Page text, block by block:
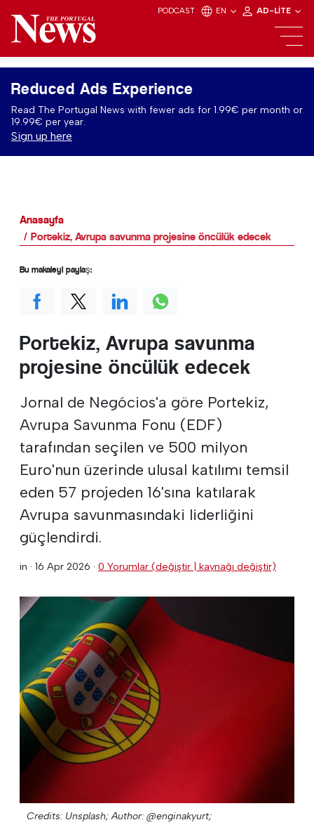
PODCAST EN AD-LITE
Reduced Ads Experience
Read The Portugal News with fewer ads for 1.99€ per month or
19.99€ per year.
Sign up here
Anasayfa
Portekiz, Avrupa savunma projesine öncülük edecek
Portekiz, Avrupa savunma
projesine öncülük edecek
Jornal de Negócios'a göre Portekiz,
Avrupa Savunma Fonu (EDF)
tarafından seçilen ve 500 milyon
Euro'nun üzerinde ulusal katılımı temsil
eden 57 projeden 16'sına katılarak
Avrupa savunmasındaki liderliğini
güçlendirdi.
in · 16 Apr 2026 · 0 Yorumlar (değiştir | kaynağı değiştir)
Credits: Unsplash; Author: @enginakyurt;
Bu makaleyi paylaş: